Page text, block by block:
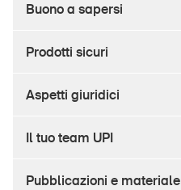
Posti vacanti
Ordinare & scaricare materiali
Buono a sapersi
Prodotti sicuri
Aspetti giuridici
Il tuo team UPI
Pubblicazioni e materiale